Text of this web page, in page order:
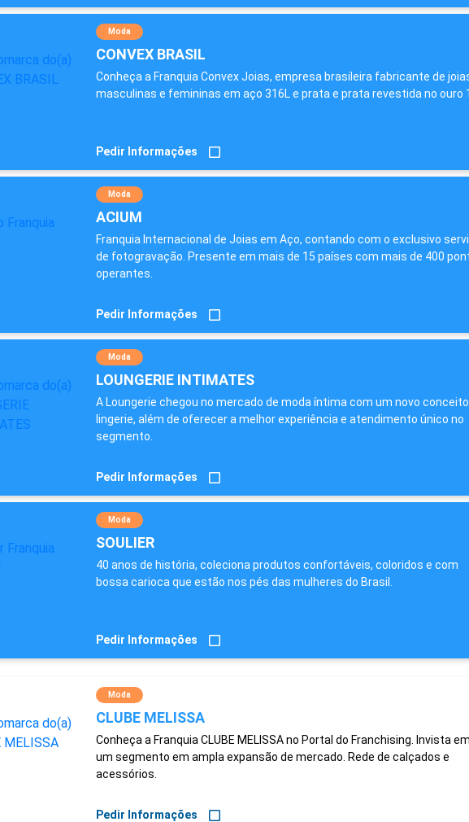
Moda
CONVEX BRASIL
Conheça a Franquia Convex Joias, empresa brasileira fabricante de
masculinas e femininas em aço 316L e prata e prata revestida no ouro
Pedir Informações
Moda
ACIUM
Franquia Internacional de Joias em Aço, contando com o exclusivo
de fotogravação. Presente em mais de 15 países com mais de 400
operantes.
Pedir Informações
Moda
LOUNGERIE INTIMATES
A Loungerie chegou no mercado de moda íntima com um novo
lingerie, além de oferecer a melhor experiência e atendimento único no
segmento.
Pedir Informações
Moda
SOULIER
40 anos de história, coleciona produtos confortáveis, coloridos e com
bossa carioca que estão nos pés das mulheres do Brasil.
Pedir Informações
Moda
CLUBE MELISSA
Conheça a Franquia CLUBE MELISSA no Portal do Franchising. Invista
um segmento em ampla expansão de mercado. Rede de calçados e
acessórios.
Pedir Informações